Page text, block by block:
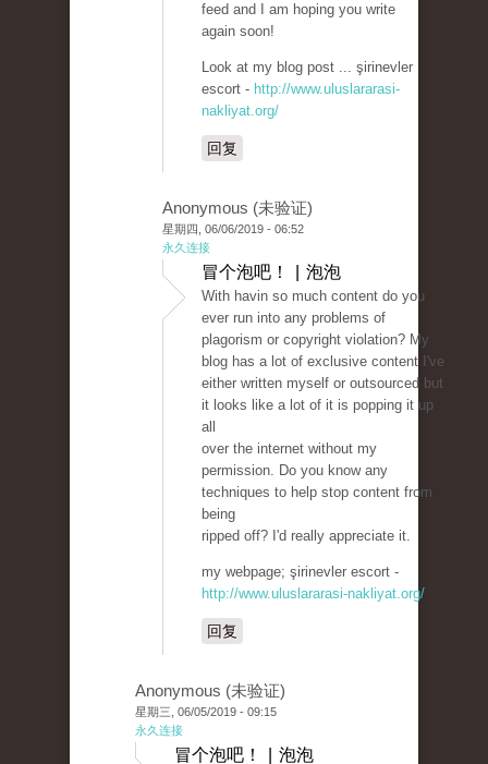
feed and I am hoping you write
again soon!
Look at my blog post ... şirinevler
escort - http://www.uluslararasi-
nakliyat.org/
回复
Anonymous (未验证)
星期四, 06/06/2019 - 06:52
永久连接
冒个泡吧！ | 泡泡
With havin so much content do you
ever run into any problems of
plagorism or copyright violation? My
blog has a lot of exclusive content I've
either written myself or outsourced but
it looks like a lot of it is popping it up
all
over the internet without my
permission. Do you know any
techniques to help stop content from
being
ripped off? I'd really appreciate it.
my webpage; şirinevler escort -
http://www.uluslararasi-nakliyat.org/
回复
Anonymous (未验证)
星期三, 06/05/2019 - 09:15
永久连接
冒个泡吧！ | 泡泡